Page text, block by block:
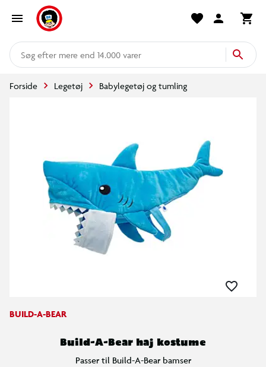
mere end 14.000 varer
Forside Legetøj Babylegetøj og tumling
BUILD-A-BEAR
Build-A-Bear haj kostume
Passer til Build-A-Bear bamser